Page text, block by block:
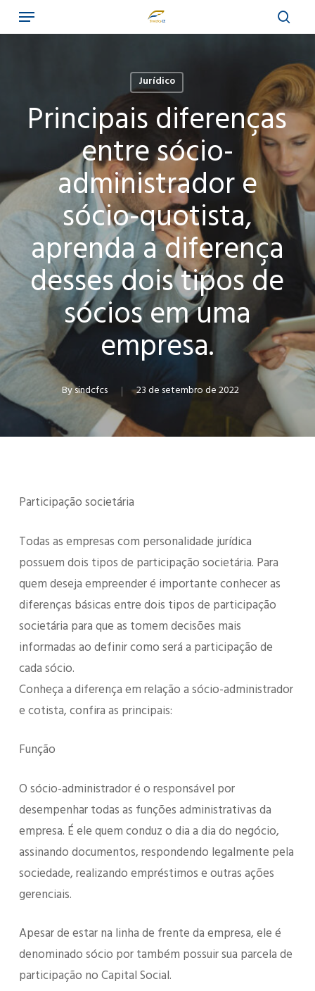
Skip
to
Menu
Jurídico
Principais diferenças
entre sócio-
administrador e
sócio-quotista,
aprenda a diferença
desses dois tipos de
sócios em uma
empresa.
Bysindcfcs 23 de setembro de 2022
Participação societária
Todas as empresas com personalidade jurídica
possuem dois tipos de participação societária. Para
quem deseja empreender é importante conhecer as
diferenças básicas entre dois tipos de participação
societária para que as tomem decisões mais
informadas ao definir como será a participação de
cada sócio.
Conheça a diferença em relação a sócio-administrador
e cotista, confira as principais:
Função
O sócio-administrador é o responsável por
desempenhar todas as funções administrativas da
empresa. É ele quem conduz o dia a dia do negócio,
assinando documentos, respondendo legalmente pela
sociedade, realizando empréstimos e outras ações
gerenciais.
Apesar de estar na linha de frente da empresa, ele é
denominado sócio por também possuir sua parcela de
participação no Capital Social.